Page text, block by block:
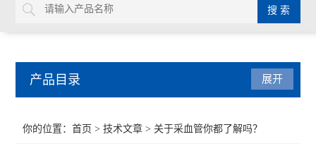
产品目录 展开
你的位置：首页 >技术文章 > 关于采血管你都了解吗？